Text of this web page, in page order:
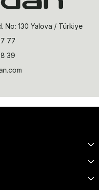
No: 130 Yalova / Türkiye
77
39